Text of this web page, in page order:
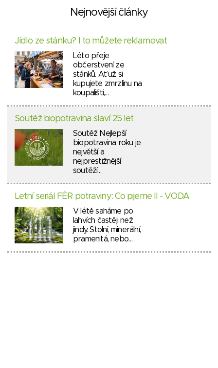
Nejnovější články
Jídlo ze stánku? I to můžete reklamovat
Léto přeje
občerstvení ze
stánků. Ať už si
kupujete zmrzlinu na
koupališti,…
Soutěž biopotravina slaví 25 let
Soutěž Nejlepší
biopotravina roku je
největší a
nejprestižnější
soutěží…
Letní seriál FÉR potraviny: Co pijeme II - VODA
V létě saháme po
lahvích častěji než
jindy. Stolní, minerální,
pramenitá, nebo…